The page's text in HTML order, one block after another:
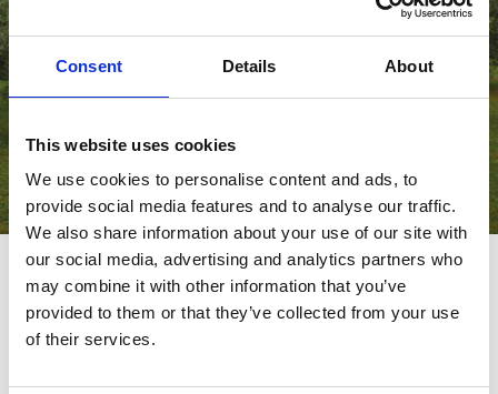
Consent Details About
This website uses cookies
We use cookies to personalise content and ads, to
provide social media features and to analyse our traffic.
We also share information about your use of our site with
our social media, advertising and analytics partners who
may combine it with other information that you’ve
provided to them or that they’ve collected from your use
of their services.
Compact. Easy. Smart.
Le van Ford qui manquait.